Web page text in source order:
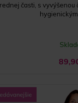
časti, s